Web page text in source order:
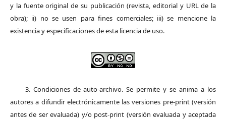
y la fuente original de su publicación (revista, editorial y URL de la
obra); ii) no se usen para fines comerciales; iii) se mencione la
existencia y especificaciones de esta licencia de uso.
3. Condiciones de auto-archivo. Se permite y se anima a los
autores a difundir electrónicamente las versiones pre-print (versión
antes de ser evaluada) y/o post-print (versión evaluada y aceptada